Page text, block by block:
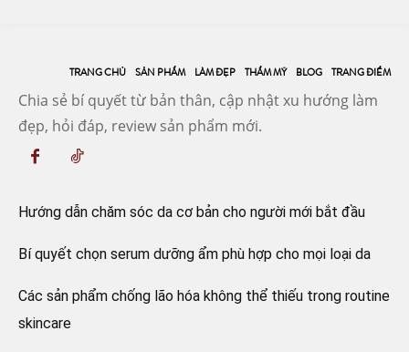
TRANG CHỦ SẢN PHẨM LÀM ĐẸP THẨM MỸ BLOG TRANG ĐIỂM
Chia sẻ bí quyết từ bản thân, cập nhật xu hướng làm
đẹp, hỏi đáp, review sản phẩm mới.
Hướng dẫn chăm sóc da cơ bản cho người mới bắt đầu
Bí quyết chọn serum dưỡng ẩm phù hợp cho mọi loại da
Các sản phẩm chống lão hóa không thể thiếu trong routine
skincare